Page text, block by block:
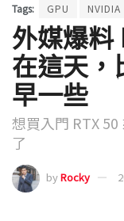
Tags: GPU NVIDIA
外媒爆料
在這天
早一些
想買入門 RTX
了
byRocky